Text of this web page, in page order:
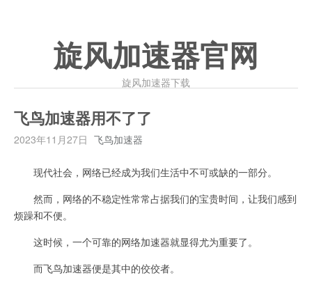
旋风加速器官网
旋风加速器下载
飞鸟加速器用不了了
2023年11月27日 飞鸟加速器
现代社会，网络已经成为我们生活中不可或缺的一部分。
然而，网络的不稳定性常常占据我们的宝贵时间，让我们感到
烦躁和不便。
这时候，一个可靠的网络加速器就显得尤为重要了。
而飞鸟加速器便是其中的佼佼者。